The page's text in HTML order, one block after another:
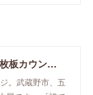
東京・吉祥寺の勝又木材【一枚板カウンター】
。武蔵野市、五